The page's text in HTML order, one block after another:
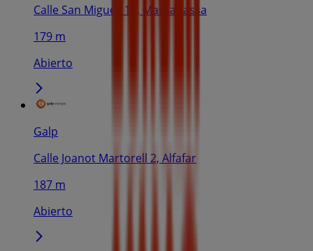
Calle San Miguel, 17, Massanassa
179 m
Abierto
Galp
Calle Joanot Martorell 2, Alfafar
187 m
Abierto